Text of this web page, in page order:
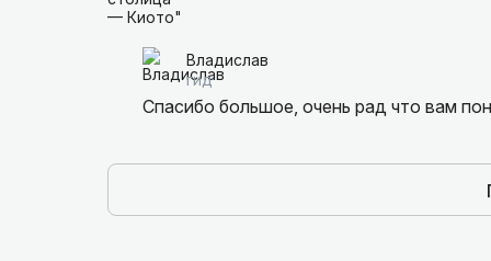
Владислав
гид
Спасибо большое, очень рад что вам